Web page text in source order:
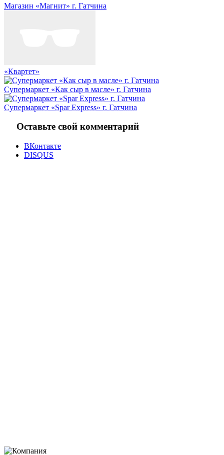
Магазин «Магнит» г. Гатчина
«Квартет»
Супермаркет «Как сыр в масле» г. Гатчина
Супермаркет «Spar Express» г. Гатчина
Оставьте свой комментарий
ВКонтакте
DISQUS